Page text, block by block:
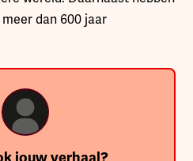
dan 600 jaar